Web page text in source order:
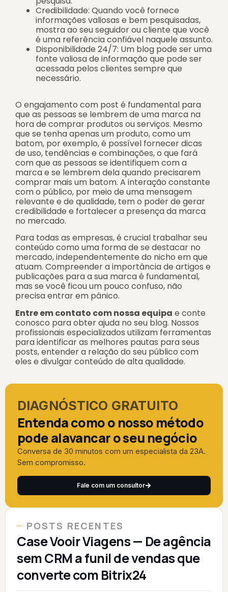
Credibilidade: Quando você fornece
informações valiosas e bem pesquisadas,
mostra ao seu seguidor ou cliente que você
é uma referência confiável naquele assunto.
Disponibilidade 24/7: Um blog pode ser uma
fonte valiosa de informação que pode ser
acessada pelos clientes sempre que
necessário.
O engajamento com post é fundamental para
que as pessoas se lembrem de uma marca na
hora de comprar produtos ou serviços. Mesmo
que se tenha apenas um produto, como um
batom, por exemplo, é possível fornecer dicas
de uso, tendências e combinações, o que fará
com que as pessoas se identifiquem com a
marca e se lembrem dela quando precisarem
comprar mais um batom. A interação constante
com o público, por meio de uma mensagem
relevante e de qualidade, tem o poder de gerar
credibilidade e fortalecer a presença da marca
no mercado.
Para todas as empresas, é crucial trabalhar seu
conteúdo como uma forma de se destacar no
mercado, independentemente do nicho em que
atuam. Compreender a importância de artigos e
publicações para a sua marca é fundamental,
mas se você ficou um pouco confuso, não
precisa entrar em pânico.
Entre em contato com nossa equipa e conte
conosco para obter ajuda no seu blog. Nossos
profissionais especializados utilizam ferramentas
para identificar as melhores pautas para seus
posts, entender a relação do seu público com
eles e divulgar conteúdo de alta qualidade.
DIAGNÓSTICO GRATUITO
Entenda como o nosso método
pode alavancar o seu negócio
Conversa de 30 minutos com um especialista da 23A.
Sem compromisso.
Fale com um consultor
POSTS RECENTES
Case Vooir Viagens — De agência
sem CRM a funil de vendas que
converte com Bitrix24